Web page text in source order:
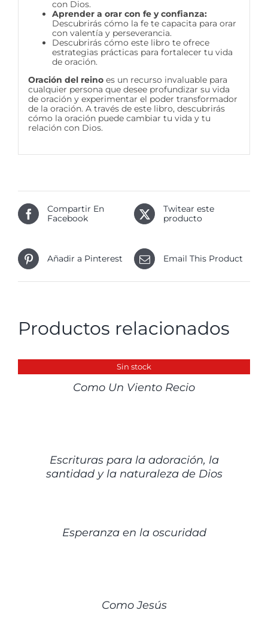
con Dios.
Aprender a orar con fe y confianza:
Descubrirás cómo la fe te capacita para orar
con valentía y perseverancia.
Descubrirás cómo este libro te ofrece
estrategias prácticas para fortalecer tu vida
de oración.
Oración del reinoes un recurso invaluable para
cualquier persona que desee profundizar su vida
de oración y experimentar el poder transformador
de la oración. A través de este libro, descubrirás
cómo la oración puede cambiar tu vida y tu
relación con Dios.
Compartir En
Facebook
Twitear este
producto
Añadir a Pinterest Email This Product
Productos relacionados
Sin stock
Como Un Viento Recio
Escrituras para la adoración, la
santidad y la naturaleza de Dios
Esperanza en la oscuridad
Como Jesús